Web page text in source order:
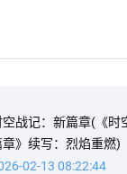
空战记：新篇章(《时
章》续写：烈焰重燃)
02-13 08:22:44